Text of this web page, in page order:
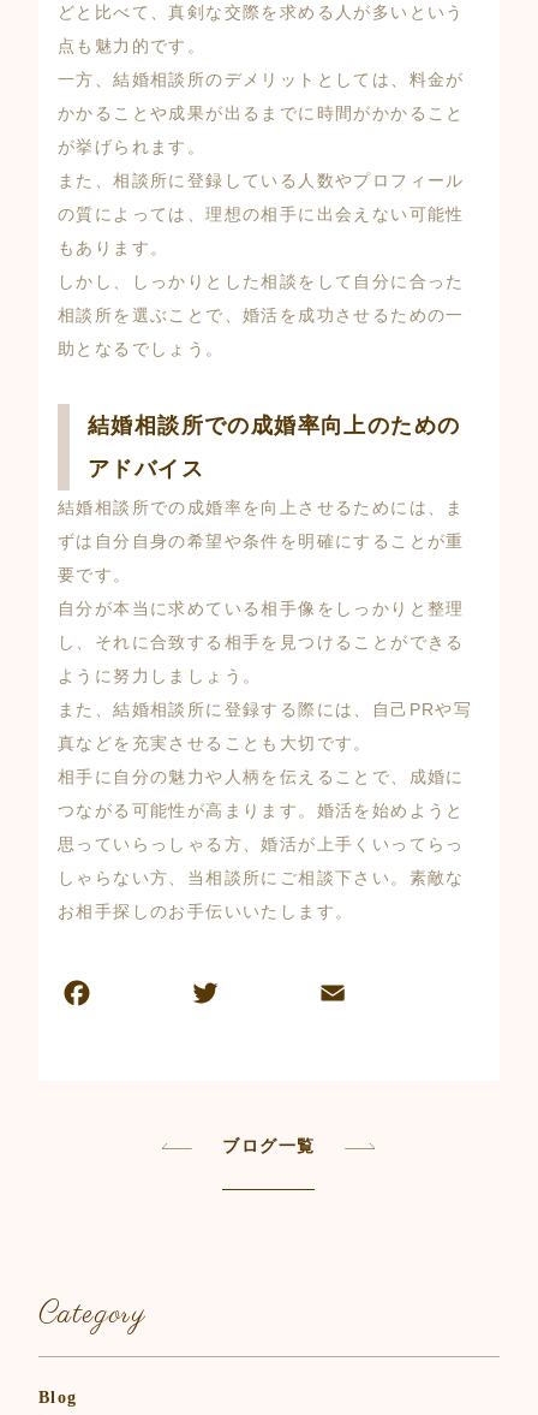
どと比べて、真剣な交際を求める人が多いという
点も魅力的です。
一方、結婚相談所のデメリットとしては、料金が
かかることや成果が出るまでに時間がかかること
が挙げられます。
また、相談所に登録している人数やプロフィール
の質によっては、理想の相手に出会えない可能性
もあります。
しかし、しっかりとした相談をして自分に合った
相談所を選ぶことで、婚活を成功させるための一
助となるでしょう。
結婚相談所での成婚率向上のための
アドバイス
結婚相談所での成婚率を向上させるためには、ま
ずは自分自身の希望や条件を明確にすることが重
要です。
自分が本当に求めている相手像をしっかりと整理
し、それに合致する相手を見つけることができる
ように努力しましょう。
また、結婚相談所に登録する際には、自己PRや写
真などを充実させることも大切です。
相手に自分の魅力や人柄を伝えることで、成婚に
つながる可能性が高まります。婚活を始めようと
思っていらっしゃる方、婚活が上手くいってらっ
しゃらない方、当相談所にご相談下さい。素敵な
お相手探しのお手伝いいたします。
ブログ一覧
Category
Blog